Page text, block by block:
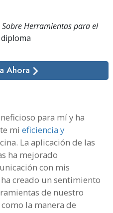
Sobre Herramientas para el
Ahora
para mí y ha
mi eficiencia y
La aplicación de las
ha mejorado
con mis
creado un sentimiento
de nuestro
la manera de